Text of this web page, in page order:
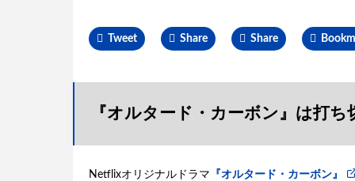
Tweet Share Share
『オルタード・カーボン』は打
Netflixオリジナルドラマ 『オルタード・カーボン』